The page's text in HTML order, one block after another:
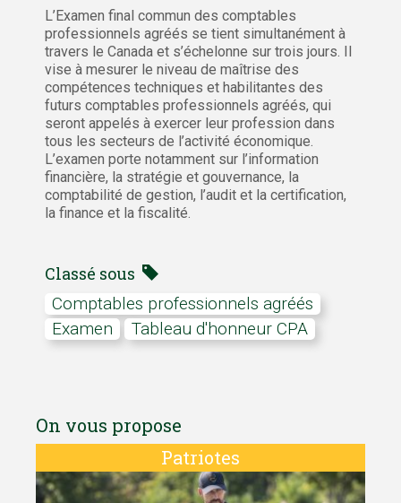
L’Examen final commun des comptables
professionnels agréés se tient simultanément à
travers le Canada et s’échelonne sur trois jours. Il
vise à mesurer le niveau de maîtrise des
compétences techniques et habilitantes des
futurs comptables professionnels agréés, qui
seront appelés à exercer leur profession dans
tous les secteurs de l’activité économique.
L’examen porte notamment sur l’information
financière, la stratégie et gouvernance, la
comptabilité de gestion, l’audit et la certification,
la finance et la fiscalité.
Classé sous
comptables professionnels agréés
examen
tableau d'honneur CPA
On vous propose
Patriotes